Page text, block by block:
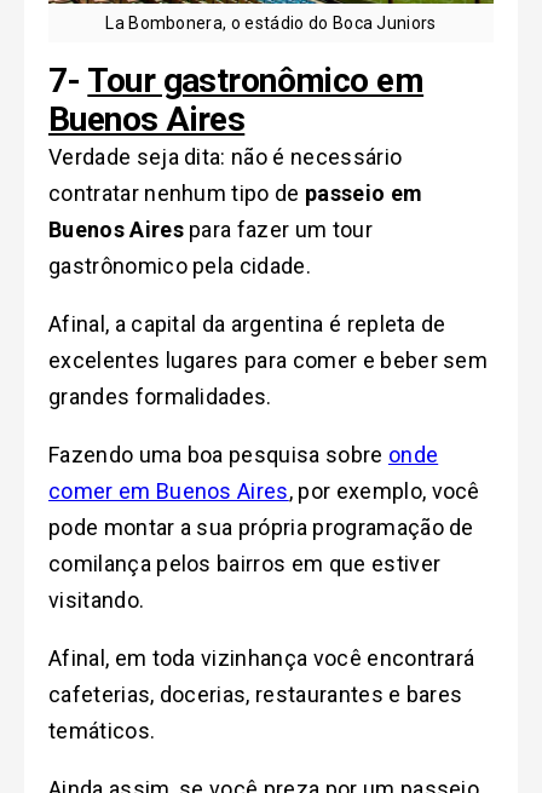
La Bombonera, o estádio do Boca Juniors
7- Tour gastronômico em
Buenos Aires
Verdade seja dita: não é necessário
contratar nenhum tipo de passeio em
Buenos Airespara fazer um tour
gastrônomico pela cidade.
Afinal, a capital da argentina é repleta de
excelentes lugares para comer e beber sem
grandes formalidades.
Fazendo uma boa pesquisa sobre onde
comer em Buenos Aires, por exemplo, você
pode montar a sua própria programação de
comilança pelos bairros em que estiver
visitando.
Afinal, em toda vizinhança você encontrará
cafeterias, docerias, restaurantes e bares
temáticos.